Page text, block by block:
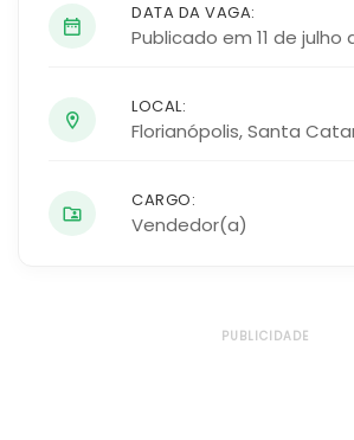
DATA DA VAGA:
Publicado em 11 de julho
LOCAL:
Florianópolis,Santa
CARGO:
Vendedor(a)
PUBLICIDADE